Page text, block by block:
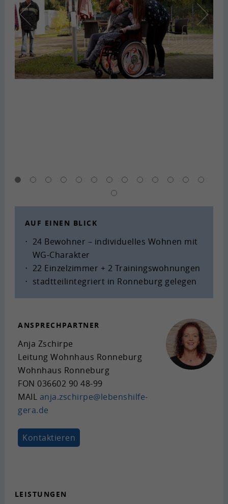
AUF EINEN BLICK
24 Be­woh­ner – in­di­vi­du­el­les Woh­nen mit
WG-​Charakter
22 Ein­zel­zim­mer + 2 Trai­nings­woh­nun­gen
stadt­teil­in­te­griert in Ron­ne­burg ge­le­gen
AN­SPRECH­PART­NER
Anja Zschir­pe
Lei­tung Wohn­haus Ron­ne­burg
Wohn­haus Ron­ne­burg
FON 036602 90 48-99
MAIL anja.zschir­pe@lebenshilfe-​
gera.de
Kon­tak­tie­ren
LEIS­TUN­GEN